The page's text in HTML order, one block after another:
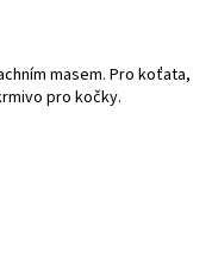
masem. Pro koťata,
pro kočky.